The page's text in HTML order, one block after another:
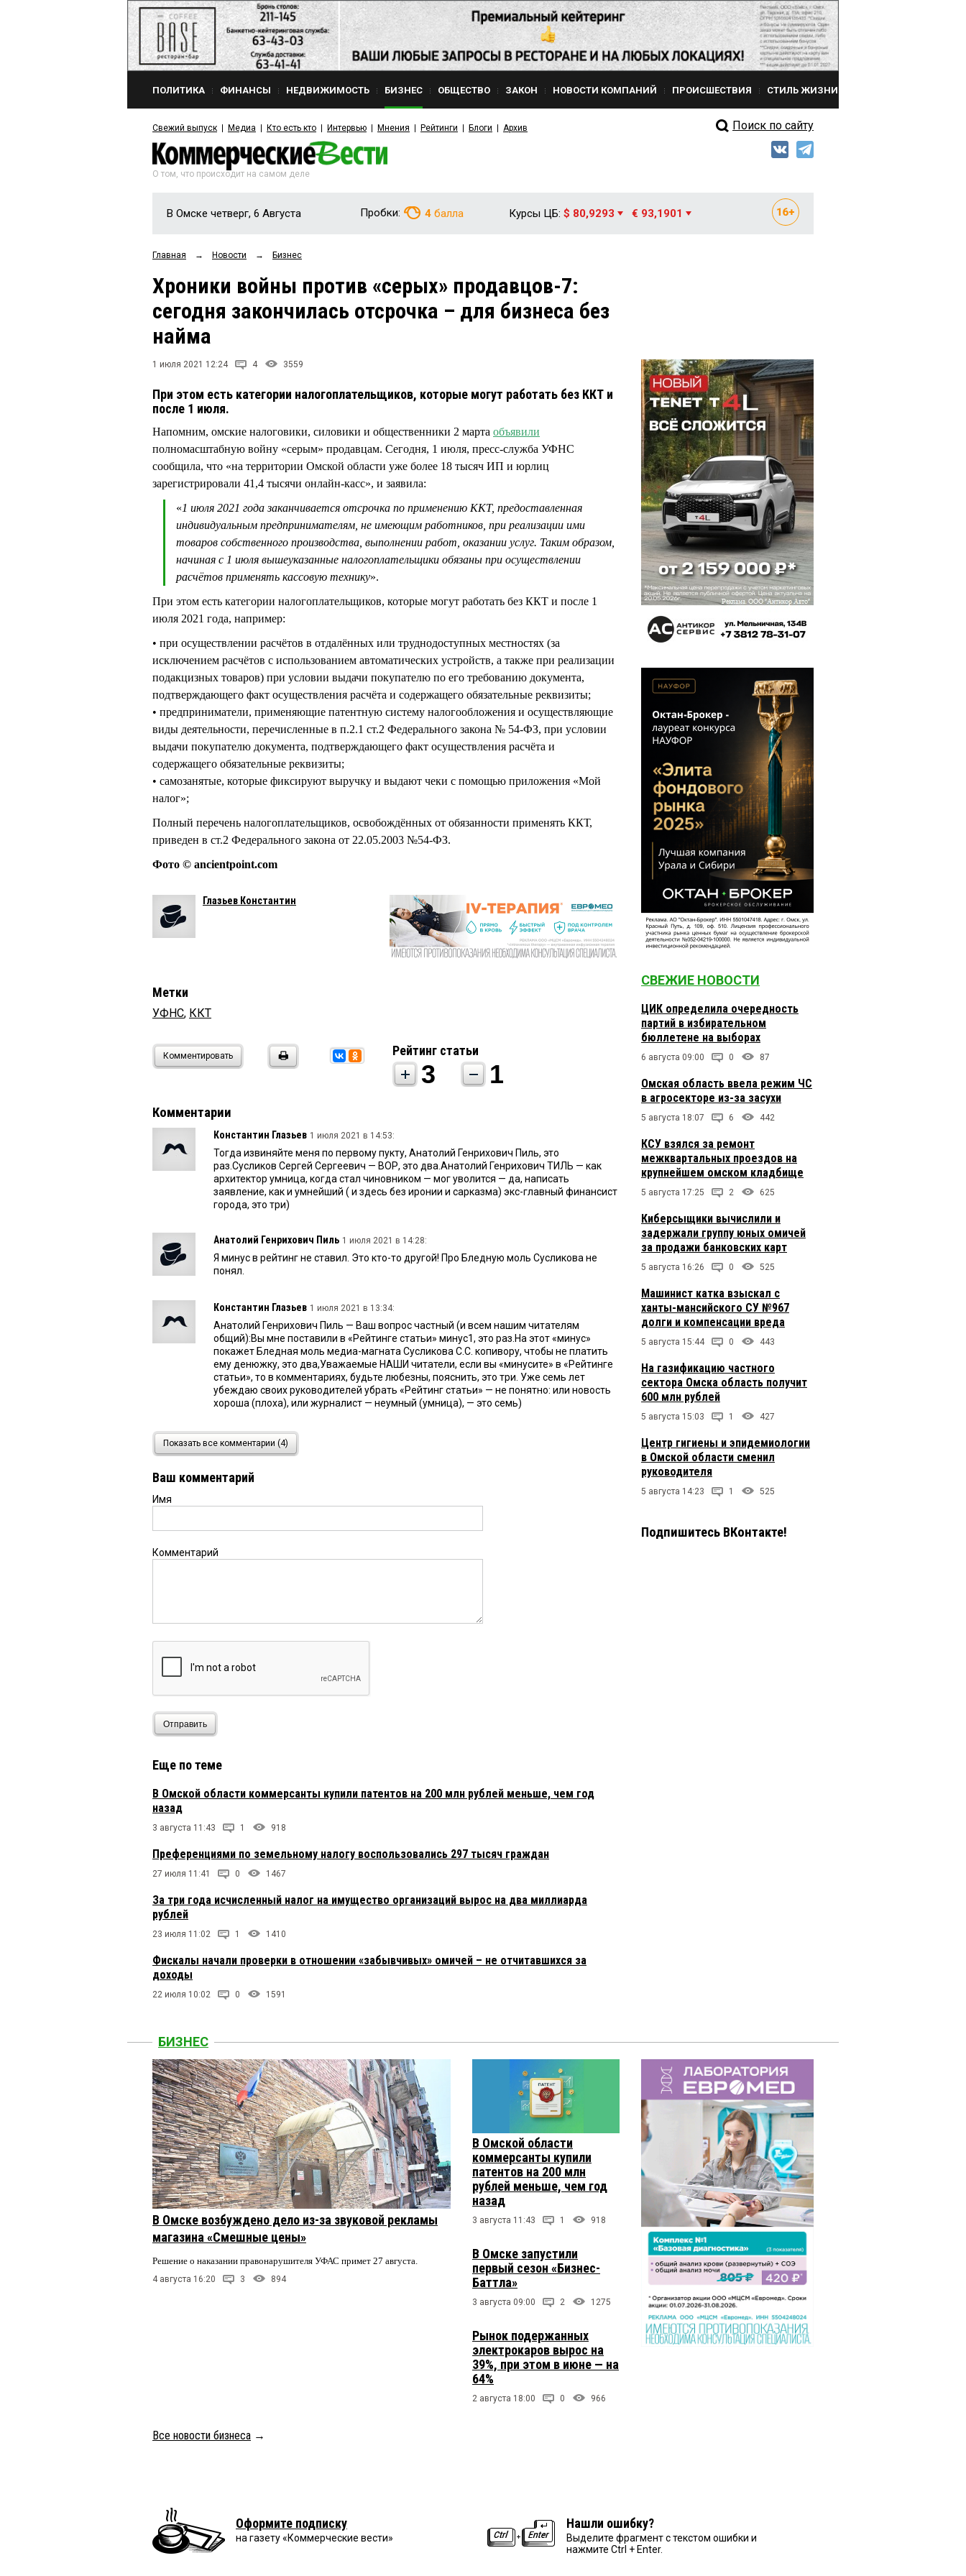
ПОЛИТИКА ФИНАНСЫ НЕДВИЖИМОСТЬ БИЗНЕС ОБЩЕСТВО ЗАКОН НОВОСТИ КОМПАНИЙ ПРОИСШЕСТВИЯ СТИЛЬ ЖИЗНИ
Свежий выпуск Медиа Кто есть кто Интервью Мнения Рейтинги Блоги Архив Поиск по сайту
О том, что происходит на самом деле
В Омске четверг, 6 Августа Пробки: 4 балла Курсы ЦБ: $ 80,9293 € 93,1901
Главная → Новости → Бизнес
Хроники войны против «серых» продавцов-7:
сегодня закончилась отсрочка – для бизнеса без
найма
1 июля 2021 12:24 4 3559
При этом есть категории налогоплательщиков, которые могут работать без ККТ и
после 1 июля.
Напомним, омские налоговики, силовики и общественники 2 марта объявили
полномасштабную войну «серым» продавцам. Сегодня, 1 июля, пресс-служба УФНС
сообщила, что «на территории Омской области уже более 18 тысяч ИП и юрлиц
зарегистрировали 41,4 тысячи онлайн-касс», и заявила:
«1 июля 2021 года заканчивается отсрочка по применению ККТ, предоставленная
индивидуальным предпринимателям, не имеющим работников, при реализации ими
товаров собственного производства, выполнении работ, оказании услуг. Таким образом,
начиная с 1 июля вышеуказанные налогоплательщики обязаны при осуществлении
расчётов применять кассовую технику».
При этом есть категории налогоплательщиков, которые могут работать без ККТ и после 1
июля 2021 года, например:
• при осуществлении расчётов в отдалённых или труднодоступных местностях (за
исключением расчётов с использованием автоматических устройств, а также при реализации
подакцизных товаров) при условии выдачи покупателю по его требованию документа,
подтверждающего факт осуществления расчёта и содержащего обязательные реквизиты;
• предприниматели, применяющие патентную систему налогообложения и осуществляющие
виды деятельности, перечисленные в п.2.1 ст.2 Федерального закона № 54-ФЗ, при условии
выдачи покупателю документа, подтверждающего факт осуществления расчёта и
содержащего обязательные реквизиты;
• самозанятые, которые фиксируют выручку и выдают чеки с помощью приложения «Мой
налог»;
Полный перечень налогоплательщиков, освобождённых от обязанности применять ККТ,
приведен в ст.2 Федерального закона от 22.05.2003 №54-ФЗ.
Фото © ancientpoint.com
Глазьев Константин
Метки
УФНС, ККТ
Комментировать Рейтинг статьи
3 1
Комментарии
Константин Глазьев 1 июля 2021 в 14:53:
Тогда извиняйте меня по первому пукту, Анатолий Генрихович Пиль, это
раз.Сусликов Сергей Сергеевич — ВОР, это два.Анатолий Генрихович ТИЛЬ — как
архитектор умница, когда стал чиновником — мог уволится — да, написать
заявление, как и умнейший ( и здесь без иронии и сарказма) экс-главный финансист
города, это три)
Анатолий Генрихович Пиль 1 июля 2021 в 14:28:
Я минус в рейтинг не ставил. Это кто-то другой! Про Бледную моль Сусликова не
понял.
Константин Глазьев 1 июля 2021 в 13:34:
Анатолий Генрихович Пиль — Ваш вопрос частный (и всем нашим читателям
общий):Вы мне поставили в «Рейтинге статьи» минус1, это раз.На этот «минус»
покажет Бледная моль медиа-магната Сусликова С.С. копивору, чтобы не платить
ему денюжку, это два,Уважаемые НАШИ читатели, если вы «минусите» в «Рейтинге
статьи», то в комментариях, будьте любезны, пояснить, это три. Уже семь лет
убеждаю своих руководителей убрать «Рейтинг статьи» — не понятно: или новость
хороша (плоха), или журналист — неумный (умница), — это семь)
Анатолий Генрихович Пиль
Дооо. На стихийных нелегальных рынках касса есть. доооо
Показать все комментарии (4)
Ваш комментарий
Имя
Комментарий
Отправить
Еще по теме
В Омской области коммерсанты купили патентов на 200 млн рублей меньше, чем год
назад
3 августа 11:43 1 918
Преференциями по земельному налогу воспользовались 297 тысяч граждан
27 июля 11:41 0 1467
За три года исчисленный налог на имущество организаций вырос на два миллиарда
рублей
23 июля 11:02 1 1410
Фискалы начали проверки в отношении «забывчивых» омичей – не отчитавшихся за
доходы
22 июля 10:02 0 1591
СВЕЖИЕ НОВОСТИ
ЦИК определила очередность
партий в избирательном
бюллетене на выборах
6 августа 09:00 0 87
Омская область ввела режим ЧС
в агросекторе из-за засухи
5 августа 18:07 6 442
КСУ взялся за ремонт
межквартальных проездов на
крупнейшем омском кладбище
5 августа 17:25 2 625
Киберсыщики вычислили и
задержали группу юных омичей
за продажи банковских карт
5 августа 16:26 0 525
Машинист катка взыскал с
ханты-мансийского СУ №967
долги и компенсации вреда
5 августа 15:44 0 443
На газификацию частного
сектора Омска область получит
600 млн рублей
5 августа 15:03 1 427
Центр гигиены и эпидемиологии
в Омской области сменил
руководителя
5 августа 14:23 1 525
Подпишитесь ВКонтакте!
БИЗНЕС
В Омске возбуждено дело из-за звуковой рекламы
магазина «Смешные цены»
Решение о наказании правонарушителя УФАС примет 27 августа.
4 августа 16:20 3 894
В Омской области
коммерсанты купили
патентов на 200 млн
рублей меньше, чем год
назад
3 августа 11:43 1 918
В Омске запустили
первый сезон «Бизнес-
Баттла»
3 августа 09:00 2 1275
Рынок подержанных
электрокаров вырос на
39%, при этом в июне — на
64%
2 августа 18:00 0 966
Все новости бизнеса →
Оформите подписку
на газету «Коммерческие вести»
Нашли ошибку?
Выделите фрагмент с текстом ошибки и
нажмите Ctrl + Enter.